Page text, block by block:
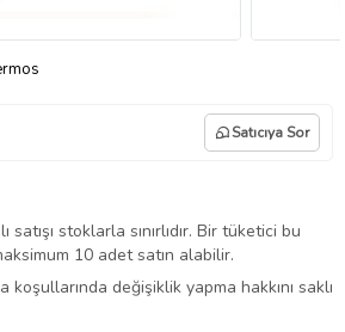
Satıcıya Sor
stoklarla sınırlıdır. Bir tüketici bu
10 adet satın alabilir.
koşullarında değişiklik yapma hakkını saklı